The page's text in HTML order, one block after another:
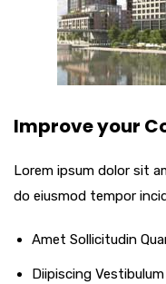
Improve your
Lorem ipsum dolor sit
do eiusmod tempor
Amet Sollicitudin
Diipiscing